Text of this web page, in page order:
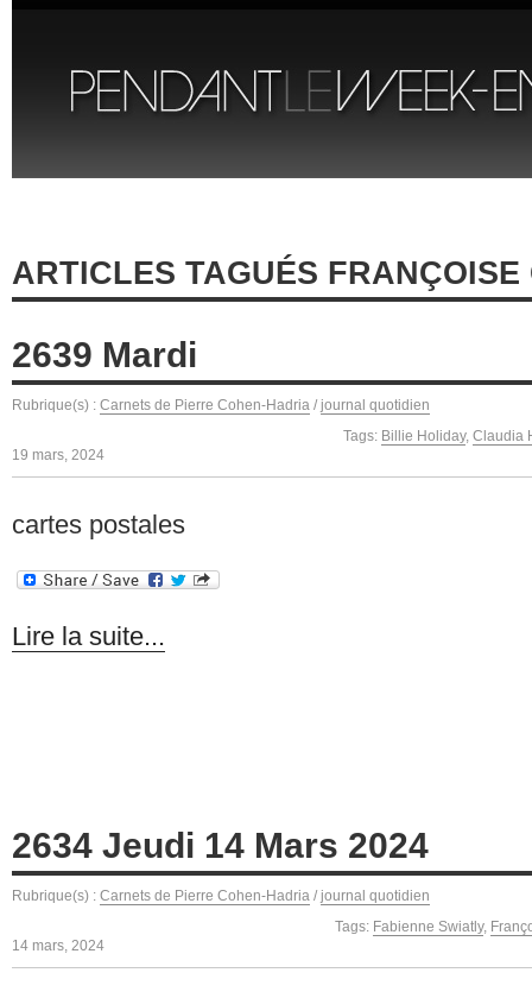
ARTICLES TAGUÉS FRANÇOISE
2639 Mardi
Rubrique(s) : Carnets de Pierre Cohen-Hadria / journal quotidien
Tags: Billie Holiday, Claudia
19 mars, 2024
cartes postales
Lire la suite...
2634 Jeudi 14 Mars 2024
Rubrique(s) : Carnets de Pierre Cohen-Hadria / journal quotidien
Tags: Fabienne Swiatly,
14 mars, 2024